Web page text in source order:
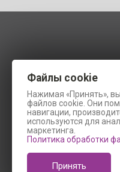
Файлы cookie
Нажимая «Принять»,
файлов cookie. Они
навигации,
используются для
маркетинга.
Политика обработки
Принять